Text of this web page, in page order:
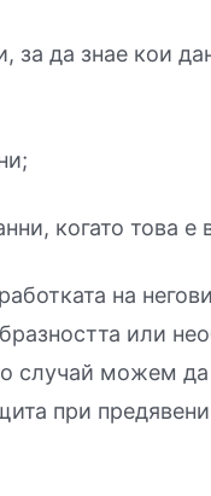
за да знае кои
когато това
на
или
случай можем
при